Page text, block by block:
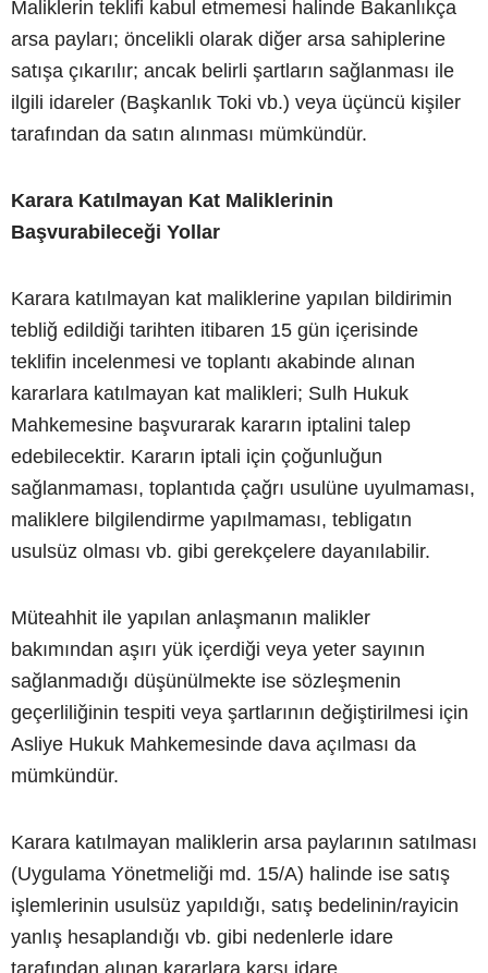
Maliklerin teklifi kabul etmemesi halinde Bakanlıkça
arsa payları; öncelikli olarak diğer arsa sahiplerine
satışa çıkarılır; ancak belirli şartların sağlanması ile
ilgili idareler (Başkanlık Toki vb.) veya üçüncü kişiler
tarafından da satın alınması mümkündür.
Karara Katılmayan Kat Maliklerinin
Başvurabileceği Yollar
Karara katılmayan kat maliklerine yapılan bildirimin
tebliğ edildiği tarihten itibaren 15 gün içerisinde
teklifin incelenmesi ve toplantı akabinde alınan
kararlara katılmayan kat malikleri; Sulh Hukuk
Mahkemesine başvurarak kararın iptalini talep
edebilecektir. Kararın iptali için çoğunluğun
sağlanmaması, toplantıda çağrı usulüne uyulmaması,
maliklere bilgilendirme yapılmaması, tebligatın
usulsüz olması vb. gibi gerekçelere dayanılabilir.
Müteahhit ile yapılan anlaşmanın malikler
bakımından aşırı yük içerdiği veya yeter sayının
sağlanmadığı düşünülmekte ise sözleşmenin
geçerliliğinin tespiti veya şartlarının değiştirilmesi için
Asliye Hukuk Mahkemesinde dava açılması da
mümkündür.
Karara katılmayan maliklerin arsa paylarının satılması
(Uygulama Yönetmeliği md. 15/A) halinde ise satış
işlemlerinin usulsüz yapıldığı, satış bedelinin/rayicin
yanlış hesaplandığı vb. gibi nedenlerle idare
tarafından alınan kararlara karşı idare